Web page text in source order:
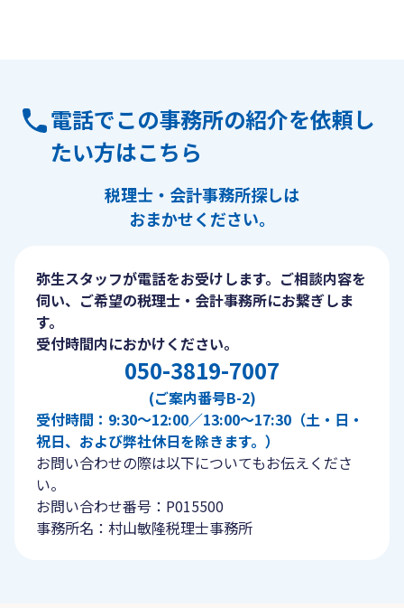
電話でこの事務所の紹介を依頼し
たい方はこちら
税理士・会計事務所探しは
おまかせください。
弥生スタッフが電話をお受けします。ご相談内容を
伺い、ご希望の税理士・会計事務所にお繋ぎしま
す。
受付時間内におかけください。
050-3819-7007
(ご案内番号B-2)
受付時間：9:30〜12:00／13:00〜17:30（土・日・
祝日、および弊社休日を除きます。）
お問い合わせの際は以下についてもお伝えくださ
い。
お問い合わせ番号：P015500
事務所名：村山敏隆税理士事務所